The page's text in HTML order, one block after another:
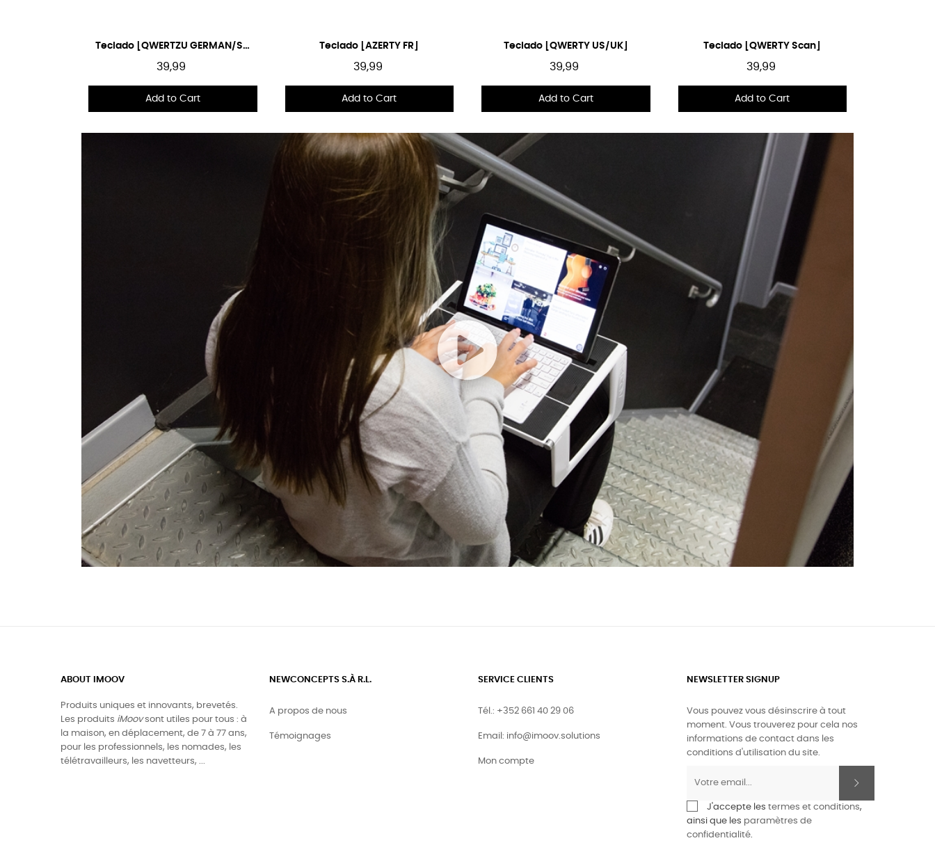
Quick View Teclado [QWERTZU GERMAN/SWISS]
39,99
Add to Cart
Quick View
Teclado [AZERTY FR]
39,99
Add to Cart
Quick View
Teclado [QWERTY US/UK]
39,99
Add to Cart
Quick View
Teclado [QWERTY Scan]
39,99
Add to Cart
ABOUT IMOOV
Produits uniques et innovants, brevetés.
Les produits iMoovsont utiles pour tous : à
la maison, en déplacement, de 7 à 77 ans,
pour les professionnels, les nomades, les
télétravailleurs, les navetteurs, ...
NEWCONCEPTS S.À R.L.
A propos de nous
Témoignages
SERVICE CLIENTS
Tél.: +352 661 40 29 06
Email: info@imoov.solutions
Mon compte
NEWSLETTER SIGNUP
Vous pouvez vous désinscrire à tout
moment. Vous trouverez pour cela nos
informations de contact dans les
conditions d'utilisation du site.
J'accepte les termes et conditions,
ainsi que les paramètres de
confidentialité.